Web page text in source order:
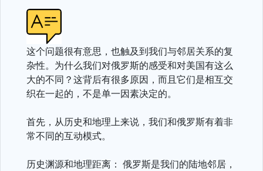
这个问题很有意思，也触及到我们与邻居关系的复
杂性。为什么我们对俄罗斯的感受和对美国有这么
大的不同？这背后有很多原因，而且它们是相互交
织在一起的，不是单一因素决定的。
首先，从历史和地理上来说，我们和俄罗斯有着非
常不同的互动模式。
历史渊源和地理距离： 俄罗斯是我们的陆地邻居，